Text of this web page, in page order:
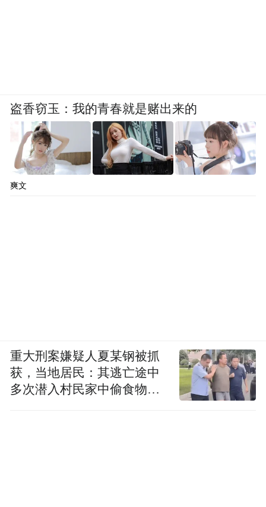
盗香窃玉：我的青春就是赌出来的
爽文
重大刑案嫌疑人夏某钢被抓
获，当地居民：其逃亡途中
多次潜入村民家中偷食物被